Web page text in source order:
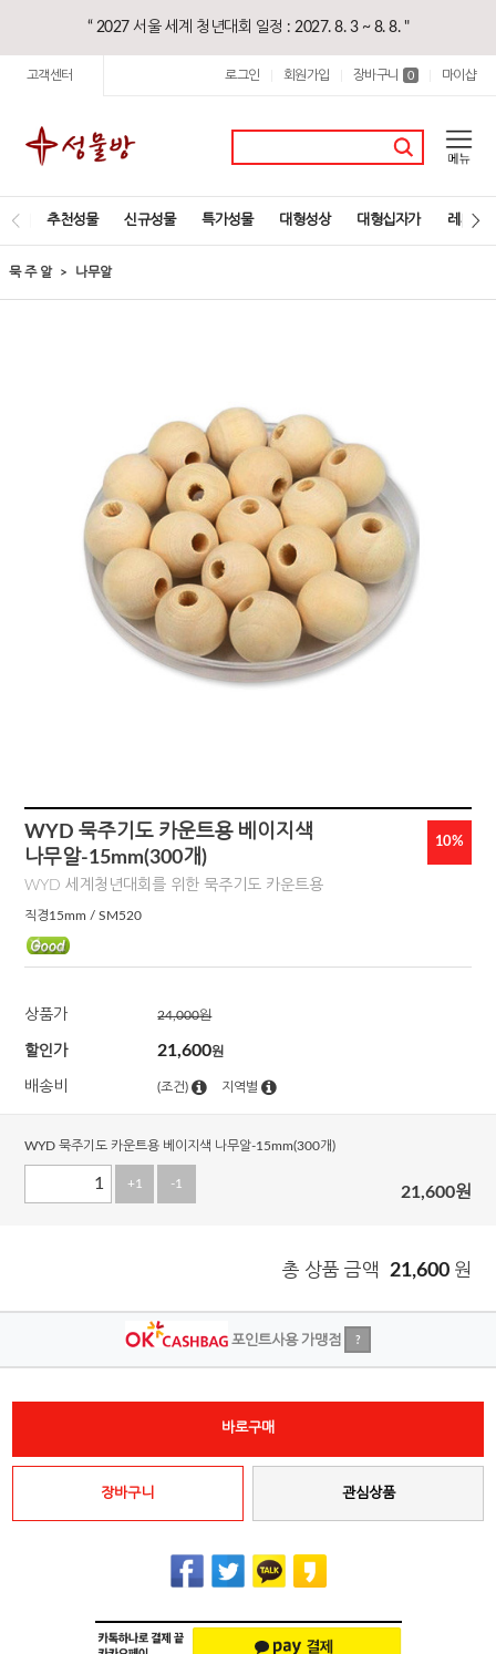
“ 2027 서울 세계 청년대회 일정 : 2027. 8. 3 ~ 8. 8. "
고객센터 로그인 회원가입 장바구니 0 마이샵
추천성물 신규성물 특가성물 대형성상 대형십자가 레지오
묵 주 알 나무알
WYD 묵주기도 카운트용 베이지색
나무알-15mm(300개)
WYD 세계청년대회를 위한 묵주기도 카운트용
직경15mm / SM520
10%
상품가 24,000원
할인가 21,600원
배송비 (조건) 지역별
WYD 묵주기도 카운트용 베이지색 나무알-15mm(300개)
+1 -1 21,600원
총 상품 금액 21,600 원
포인트사용 가맹점 ?
바로구매
장바구니 관심상품